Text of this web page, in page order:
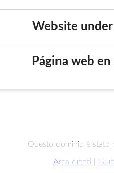
Website
Página web
Questo dominio è stato
Area clienti